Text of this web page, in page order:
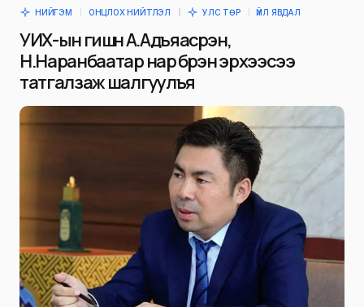
НИЙГЭМ ОНЦЛОХ НИЙТЛЭЛ УЛС ТӨР ҮЙЛ ЯВДАЛ
УИХ-ын гишүүн А.Адъяасүрэн,
Н.Наранбаатар нар бүрэн эрхээсээ
татгалзаж шалгуулъя